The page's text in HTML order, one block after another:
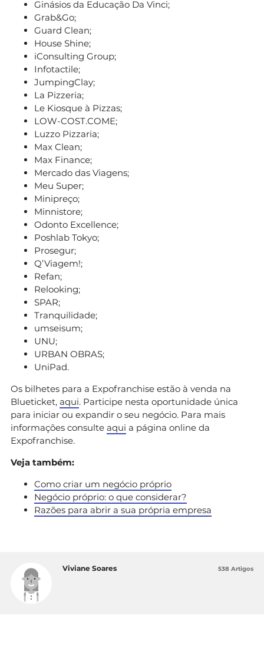
Ginásios da Educação Da Vinci;
Grab&Go;
Guard Clean;
House Shine;
iConsulting Group;
Infotactile;
JumpingClay;
La Pizzeria;
Le Kiosque à Pizzas;
LOW-COST.COME;
Luzzo Pizzaria;
Max Clean;
Max Finance;
Mercado das Viagens;
Meu Super;
Minipreço;
Minnistore;
Odonto Excellence;
Poshlab Tokyo;
Prosegur;
Q’Viagem!;
Refan;
Relooking;
SPAR;
Tranquilidade;
umseisum;
UNU;
URBAN OBRAS;
UniPad.
Os bilhetes para a Expofranchise estão à venda na
Blueticket, aqui. Participe nesta oportunidade única
para iniciar ou expandir o seu negócio. Para mais
informações consulte aqui a página online da
Expofranchise.
Veja também:
Como criar um negócio próprio
Negócio próprio: o que considerar?
Razões para abrir a sua própria empresa
Viviane Soares 538 Artigos